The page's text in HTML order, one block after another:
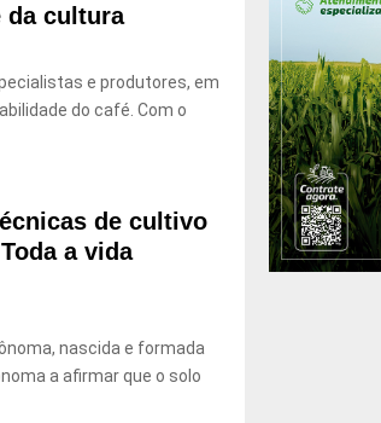
da cultura
e produtores, em
do café. Com o
de cultivo
a vida
nascida e formada
a afirmar que o solo